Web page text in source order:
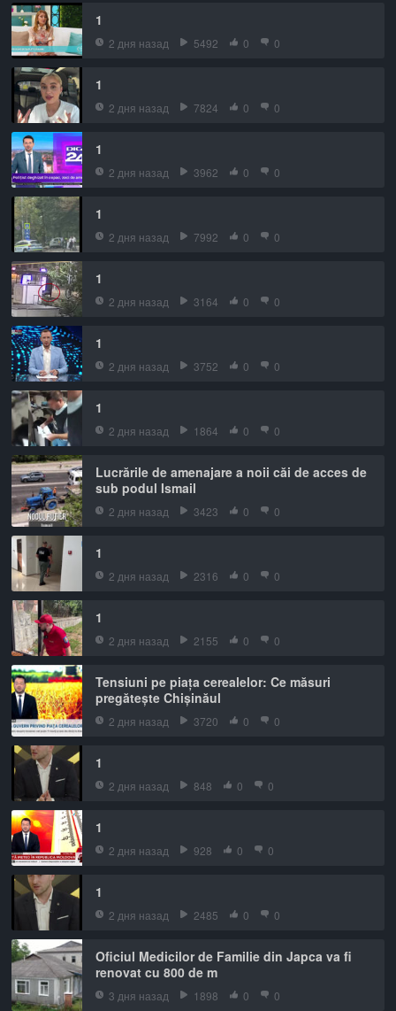
1
2 дня назад 5492 0 0
1
2 дня назад 7824 0 0
1
2 дня назад 3962 0 0
1
2 дня назад 7992 0 0
1
2 дня назад 3164 0 0
1
2 дня назад 3752 0 0
1
2 дня назад 1864 0 0
Lucrările de amenajare a noii căi de acces de
sub podul Ismail
2 дня назад 3423 0 0
1
2 дня назад 2316 0 0
1
2 дня назад 2155 0 0
Tensiuni pe piața cerealelor: Ce măsuri
pregătește Chișinăul
2 дня назад 3720 0 0
1
2 дня назад 848 0 0
1
2 дня назад 928 0 0
1
2 дня назад 2485 0 0
Oficiul Medicilor de Familie din Japca va fi
renovat cu 800 de m
3 дня назад 1898 0 0